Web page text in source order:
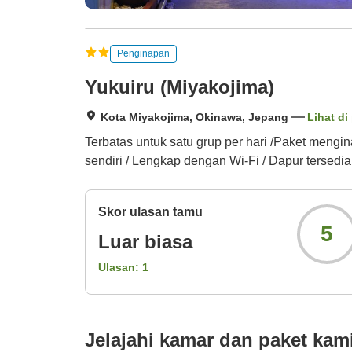
Penginapan
Yukuiru (Miyakojima)
Kota Miyakojima, Okinawa, Jepang Lihat di
Terbatas untuk satu grup per hari /Paket
sendiri / Lengkap dengan Wi-Fi / Dapur tersedia
Skor ulasan tamu
Luar biasa
Ulasan: 1
5
Jelajahi kamar dan paket